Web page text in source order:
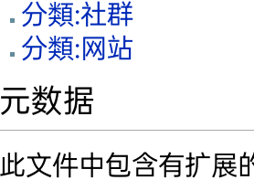
分類:社群
分類:网站
元数据
此文件中包含有扩展